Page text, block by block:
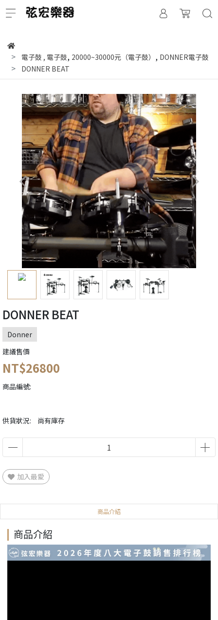
電子鼓 , 電子鼓, 20000~30000元（電子鼓） , DONNER電子鼓
DONNER BEAT
DONNER BEAT
Donner
建議售價
NT$26800
商品編號:
供貨狀況: 尚有庫存
加入最愛
商品介紹
商品介紹